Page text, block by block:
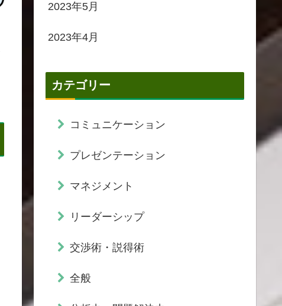
2023年5月
2023年4月
カテゴリー
コミュニケーション
プレゼンテーション
マネジメント
リーダーシップ
交渉術・説得術
全般